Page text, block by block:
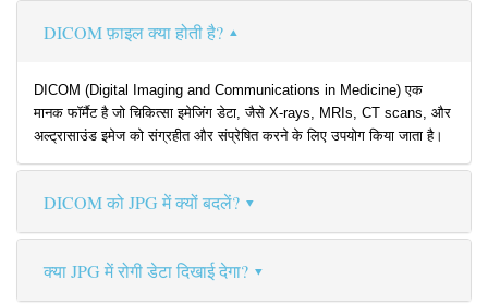
DICOM फ़ाइल क्या होती है?
DICOM (Digital Imaging and Communications in Medicine) एक
मानक फॉर्मैट है जो चिकित्सा इमेजिंग डेटा, जैसे X-rays, MRIs, CT scans, और
अल्ट्रासाउंड इमेज को संग्रहीत और संप्रेषित करने के लिए उपयोग किया जाता है।
DICOM को JPG में क्यों बदलें?
क्या JPG में रोगी डेटा दिखाई देगा?